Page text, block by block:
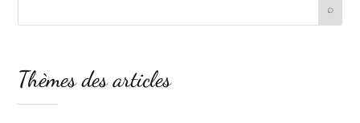
Thèmes des articles